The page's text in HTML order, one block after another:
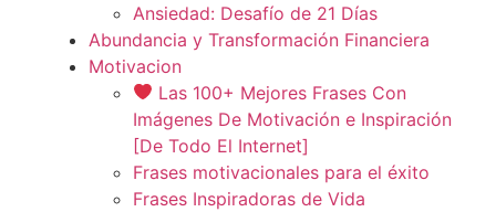
Ansiedad: Desafío de 21 Días
Abundancia y Transformación Financiera
Motivacion
Las 100+ Mejores Frases Con
Imágenes De Motivación e Inspiración
[De Todo El Internet]
Frases motivacionales para el éxito
Frases Inspiradoras de Vida